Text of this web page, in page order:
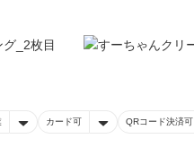
カード可 QRコード決済可